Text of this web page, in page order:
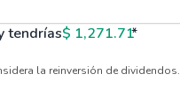
tendrías$ 1,271.71*
la reinversión de dividendos.